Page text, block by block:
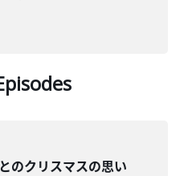
のクリスマスの思い